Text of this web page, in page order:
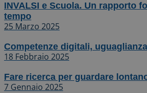
INVALSI e Scuola. Un rapporto
tempo
25 Marzo 2025
Competenze digitali,
18 Febbraio 2025
Fare ricerca per guardare
7 Gennaio 2025